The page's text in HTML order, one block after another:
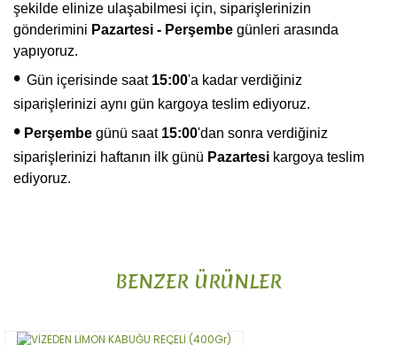
şekilde elinize ulaşabilmesi için, siparişlerinizin
gönderimini Pazartesi - Perşembe günleri arasında
yapıyoruz.
• Gün içerisinde saat 15:00'a kadar verdiğiniz
siparişlerinizi aynı gün kargoya teslim ediyoruz.
• Perşembe günü saat15:00'dan sonra verdiğiniz
siparişlerinizi haftanın ilk günü Pazartesi kargoya teslim
ediyoruz.
Görüş ve önerileriniz için teşekkür ederiz.
BENZER ÜRÜNLER